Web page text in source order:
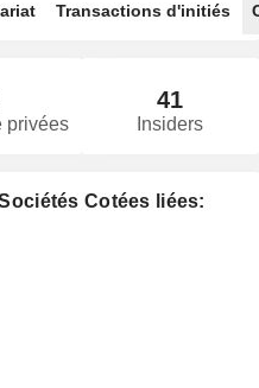
Transactions d'initiés
privées
41
Insiders
Cotées liées: